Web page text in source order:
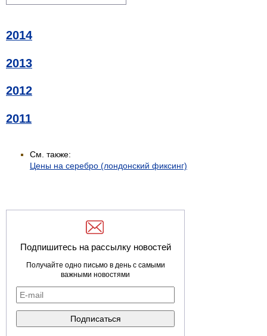
2014
2013
2012
2011
См. также:
Цены на серебро (лондонский фиксинг)
Подпишитесь на рассылку новостей
Получайте одно письмо в день с самыми
важными новостями